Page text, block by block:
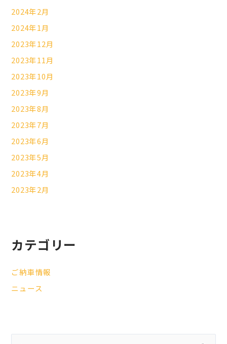
2024年2月
2024年1月
2023年12月
2023年11月
2023年10月
2023年9月
2023年8月
2023年7月
2023年6月
2023年5月
2023年4月
2023年2月
カテゴリー
ご納車情報
ニュース